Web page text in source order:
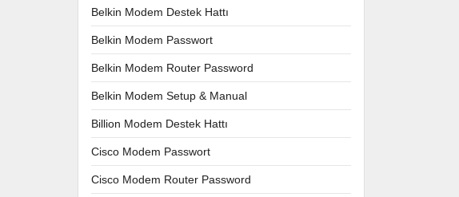
Belkin Modem Destek Hattı
Belkin Modem Passwort
Belkin Modem Router Password
Belkin Modem Setup & Manual
Billion Modem Destek Hattı
Cisco Modem Passwort
Cisco Modem Router Password